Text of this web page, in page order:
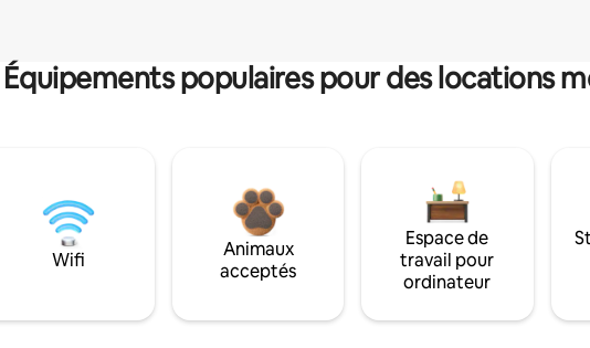
Équipements populaires pour des locations
Wifi
Animaux
acceptés
Espace de
travail pour
ordinateur